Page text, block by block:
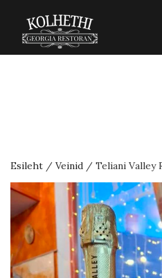
Esileht / Veinid / Teliani Valley